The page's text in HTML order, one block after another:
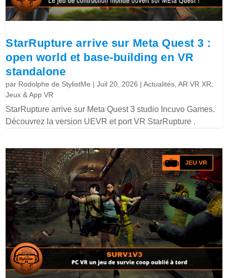
StarRupture arrive sur Meta Quest 3 :
open world et base-building en VR
standalone
par Rodolphe de StylistMe |Juil 20, 2026 |Actualités ,AR VR XR
Jeux & App VR
StarRupture arrive sur Meta Quest 3 studio Incuvo Games.
Découvrez la version UEVR et port VR StarRupture .